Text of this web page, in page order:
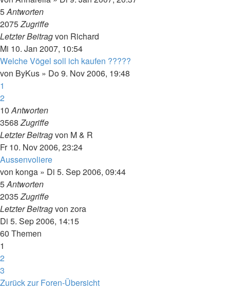
5Antworten
2075Zugriffe
Letzter Beitragvon Richard
Mi 10. Jan 2007, 10:54
Welche Vögel soll ich kaufen ?????
von ByKus » Do 9. Nov 2006, 19:48
1
2
10Antworten
3568Zugriffe
Letzter Beitragvon M & R
Fr 10. Nov 2006, 23:24
Aussenvoliere
von konga » Di 5. Sep 2006, 09:44
5Antworten
2035Zugriffe
Letzter Beitragvon zora
Di 5. Sep 2006, 14:15
60 Themen
1
2
3
Nächste
Zurück zur Foren-Übersicht